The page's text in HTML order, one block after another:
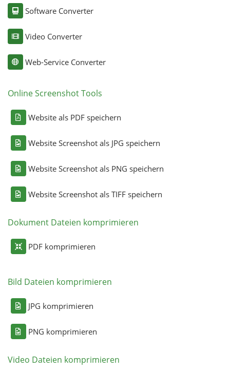
Software Converter
Video Converter
Web-Service Converter
Online Screenshot Tools
Website als PDF speichern
Website Screenshot als JPG speichern
Website Screenshot als PNG speichern
Website Screenshot als TIFF speichern
Dokument Dateien komprimieren
PDF komprimieren
Bild Dateien komprimieren
JPG komprimieren
PNG komprimieren
Video Dateien komprimieren